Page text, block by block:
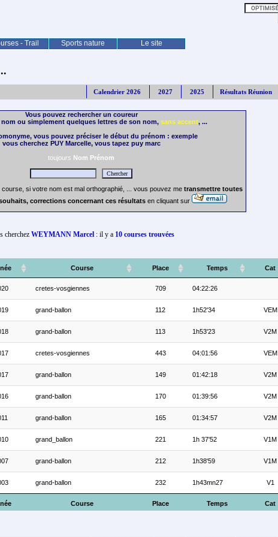
- Trail Sports nature Le site
Calendrier 2026 2027 2025 Résultats Réunion
Vous pouvez rechercher un coureur
ou simplement quelques lettres de son nom, sans accent, ...
vous pouvez préciser le début du prénom : exemple
vous cherchez PUY Marcelle, vous tapez puy marc
toujours Nom Prénom
si votre nom est mal orthographié, ... vous pouvez me transmettre toutes
corrections concernant ces résultats en cliquant sur
cherchez WEYMANN Marcel: il y a 10 courses trouvées
Course Place Temps Cat
Course Place Temps Cat
cretes-vosgiennes 709 04:22:26
grand-ballon 112 1h52'34 VEM
grand-ballon 113 1h53'23 V2M
cretes-vosgiennes 443 04:01:56 VEM
grand-ballon 149 01:42:18 V2M
grand-ballon 170 01:39:56 V2M
grand-ballon 165 01:34:57 V2M
grand_ballon 221 1h 37'52 V1M
grand-ballon 212 1h38'59 V1M
grand-ballon 232 1h43mn27 V1